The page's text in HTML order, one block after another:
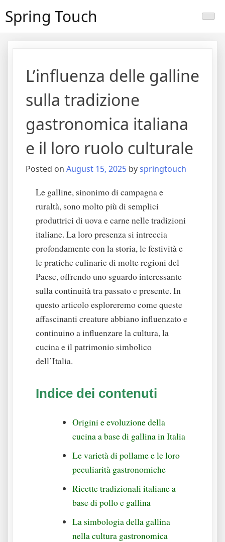
toSpring Touch
L’influenza delle galline
sulla tradizione
gastronomica italiana
e il loro ruolo culturale
Posted on August 15, 2025 byspringtouch
Le galline, sinonimo di campagna e
ruraltà, sono molto più di semplici
produttrici di uova e carne nelle tradizioni
italiane. La loro presenza si intreccia
profondamente con la storia, le festività e
le pratiche culinarie di molte regioni del
Paese, offrendo uno sguardo interessante
sulla continuità tra passato e presente. In
questo articolo esploreremo come queste
affascinanti creature abbiano influenzato e
continuino a influenzare la cultura, la
cucina e il patrimonio simbolico
dell’Italia.
Indice dei contenuti
Origini e evoluzione della
cucina a base di gallina in Italia
Le varietà di pollame e le loro
peculiarità gastronomiche
Ricette tradizionali italiane a
base di pollo e gallina
La simbologia della gallina
nella cultura gastronomica